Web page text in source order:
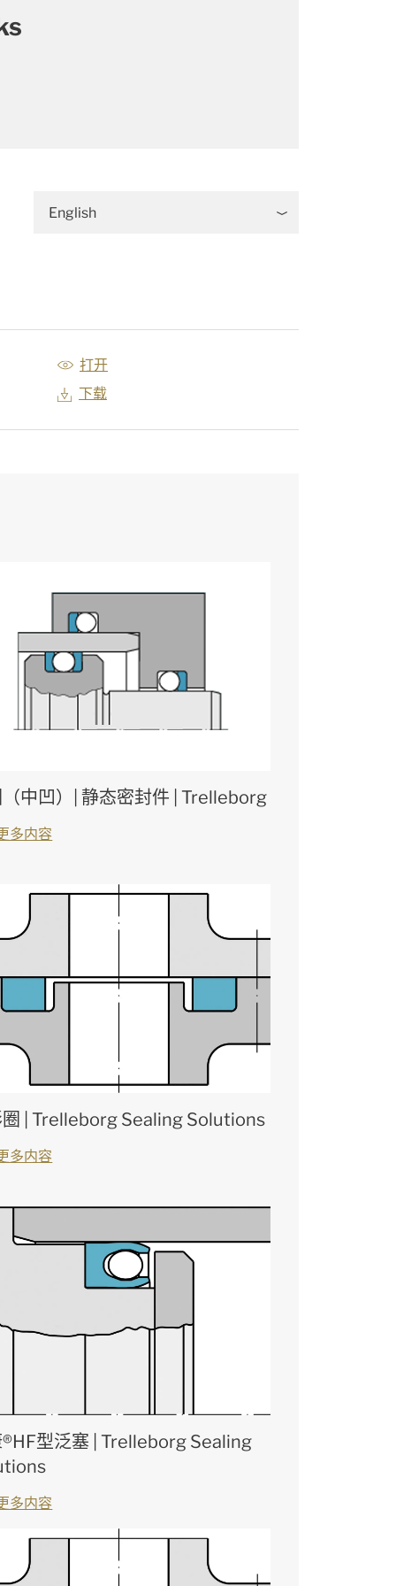
English
打开
下载
中凹）| 静态密封件 | Trelleborg
多内容
圈 | Trelleborg Sealing Solutions
多内容
型泛塞 | Trelleborg Sealing
多内容